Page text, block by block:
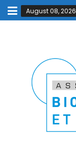
August 08, 2026